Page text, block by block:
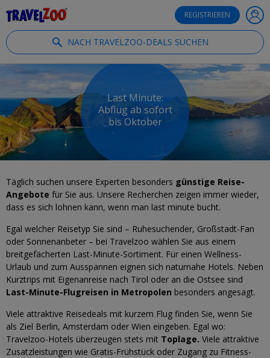
REGISTRIEREN
NACH TRAVELZOO-DEALS SUCHEN
Last Minute:
Abflug ab sofort
bis Oktober
Täglich suchen unsere Experten besonders günstige Reise-
Angebote für Sie aus. Unsere Recherchen zeigen immer wieder,
dass es sich lohnen kann, wenn man last minute bucht.
Egal welcher Reisetyp Sie sind – Ruhesuchender, Großstadt-Fan
oder Sonnenanbeter – bei Travelzoo wählen Sie aus einem
breitgefächerten Last-Minute-Sortiment. Für einen Wellness-
Urlaub und zum Ausspannen eignen sich naturnahe Hotels. Neben
Kurztrips mit Eigenanreise nach Tirol oder an die Ostsee sind
Last-Minute-Flugreisen in Metropolen besonders angesagt.
Viele attraktive Reisedeals mit kurzem Flug finden Sie, wenn Sie
als Ziel Berlin, Amsterdam oder Wien eingeben. Egal wo:
Travelzoo-Hotels überzeugen stets mit Toplage. Viele attraktive
Zusatzleistungen wie Gratis-Frühstück oder Zugang zu Fitness-